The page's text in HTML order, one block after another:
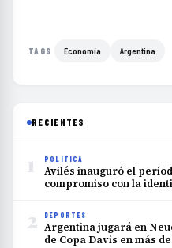
TAGS Economía Argentina
RECIENTES
1 POLÍTICA
Avilés inauguró el
compromiso con la
2 DEPORTES
Argentina jugará en
de Copa Davis en más